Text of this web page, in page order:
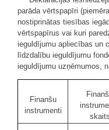
parāda vērtspapīri
nostiprinātas tiesības
vērtspapīrus vai kuri
ieguldījumu apliecības un
līdzdalību ieguldījumu
ieguldījumu uzņēmumos,
Finanšu
instrumenti
skaits